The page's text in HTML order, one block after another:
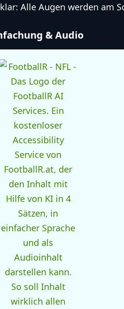
Alle Augen werden am
& Audio